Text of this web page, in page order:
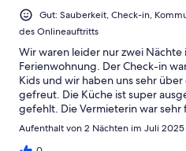
Gut: Sauberkeit, Check-in,
des Onlineauftritts
Wir waren leider nur zwei
Ferienwohnung. Der Check-in
Kids und wir haben uns sehr
gefreut. Die Küche ist super
gefehlt. Die Vermieterin war
direkt wohl gefühlt und wären
Aufenthalt von 2 Nächten im Juli 2025